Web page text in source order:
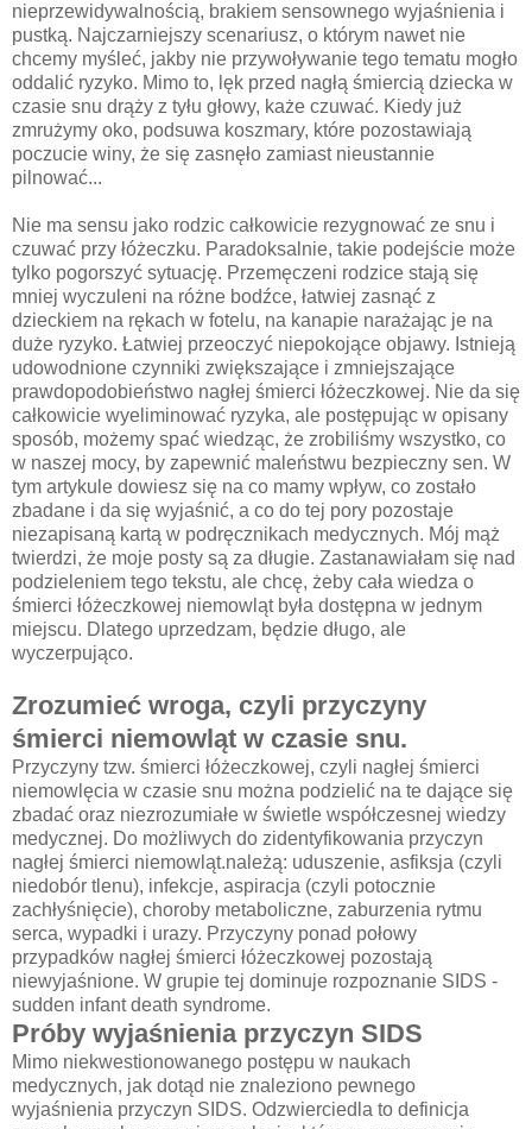
nieprzewidywalnością, brakiem sensownego wyjaśnienia i
pustką. Najczarniejszy scenariusz, o którym nawet nie
chcemy myśleć, jakby nie przywoływanie tego tematu mogło
oddalić ryzyko. Mimo to, lęk przed nagłą śmiercią dziecka w
czasie snu drąży z tyłu głowy, każe czuwać. Kiedy już
zmrużymy oko, podsuwa koszmary, które pozostawiają
poczucie winy, że się zasnęło zamiast nieustannie
pilnować...
Nie ma sensu jako rodzic całkowicie rezygnować ze snu i
czuwać przy łóżeczku. Paradoksalnie, takie podejście może
tylko pogorszyć sytuację. Przemęczeni rodzice stają się
mniej wyczuleni na różne bodźce, łatwiej zasnąć z
dzieckiem na rękach w fotelu, na kanapie narażając je na
duże ryzyko. Łatwiej przeoczyć niepokojące objawy. Istnieją
udowodnione czynniki zwiększające i zmniejszające
prawdopodobieństwo nagłej śmierci łóżeczkowej. Nie da się
całkowicie wyeliminować ryzyka, ale postępując w opisany
sposób, możemy spać wiedząc, że zrobiliśmy wszystko, co
w naszej mocy, by zapewnić maleństwu bezpieczny sen. W
tym artykule dowiesz się na co mamy wpływ, co zostało
zbadane i da się wyjaśnić, a co do tej pory pozostaje
niezapisaną kartą w podręcznikach medycznych. Mój mąż
twierdzi, że moje posty są za długie. Zastanawiałam się nad
podzieleniem tego tekstu, ale chcę, żeby cała wiedza o
śmierci łóżeczkowej niemowląt była dostępna w jednym
miejscu. Dlatego uprzedzam, będzie długo, ale
wyczerpująco.
Zrozumieć wroga, czyli przyczyny
śmierci niemowląt w czasie snu.
Przyczyny tzw. śmierci łóżeczkowej, czyli nagłej śmierci
niemowlęcia w czasie snu można podzielić na te dające się
zbadać oraz niezrozumiałe w świetle współczesnej wiedzy
medycznej. Do możliwych do zidentyfikowania przyczyn
nagłej śmierci niemowląt.należą: uduszenie, asfiksja (czyli
niedobór tlenu), infekcje, aspiracja (czyli potocznie
zachłyśnięcie), choroby metaboliczne, zaburzenia rytmu
serca, wypadki i urazy. Przyczyny ponad połowy
przypadków nagłej śmierci łóżeczkowej pozostają
niewyjaśnione. W grupie tej dominuje rozpoznanie SIDS -
sudden infant death syndrome.
Próby wyjaśnienia przyczyn SIDS
Mimo niekwestionowanego postępu w naukach
medycznych, jak dotąd nie znaleziono pewnego
wyjaśnienia przyczyn SIDS. Odzwierciedla to definicja